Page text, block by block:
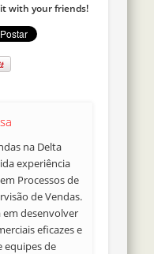
with your friends!
na Delta
experiência
Processos de
de Vendas.
em desenvolver
eficazes e
equipes de